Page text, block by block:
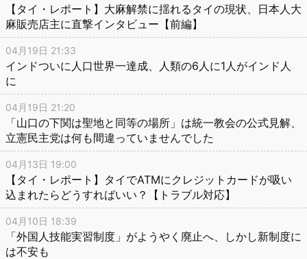
【タイ・レポート】大麻解禁に揺れるタイの現状、日本人大
麻販売店主に直撃インタビュー【前編】
04月19日 21:33
インドついに人口世界一達成、人類の6人に1人がインド人
に
04月19日 21:20
「山口の下関は聖地と同等の場所」は統一教会の公式見解、
立憲民主党は何も間違っていませんでした
04月13日 19:00
【タイ・レポート】タイでATMにクレジットカードが吸い
込まれたらどうすればいい？【トラブル対応】
04月10日 18:39
「外国人技能実習制度」がようやく廃止へ、しかし新制度に
は不安も